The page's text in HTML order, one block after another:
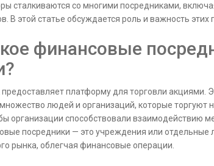
сталкиваются со многими посредниками,
В этой статье обсуждается роль и важность
финансовые
платформу для торговли акциями.
людей и организаций, которые торгуют
организации способствовали взаимодействию
посредники — это учреждения или
рынка, облегчая финансовые операции.